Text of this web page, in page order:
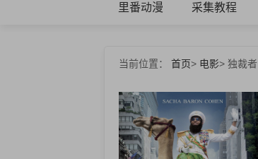
里番动漫 采集教程
当前位置： 首页> 电影> 独裁者